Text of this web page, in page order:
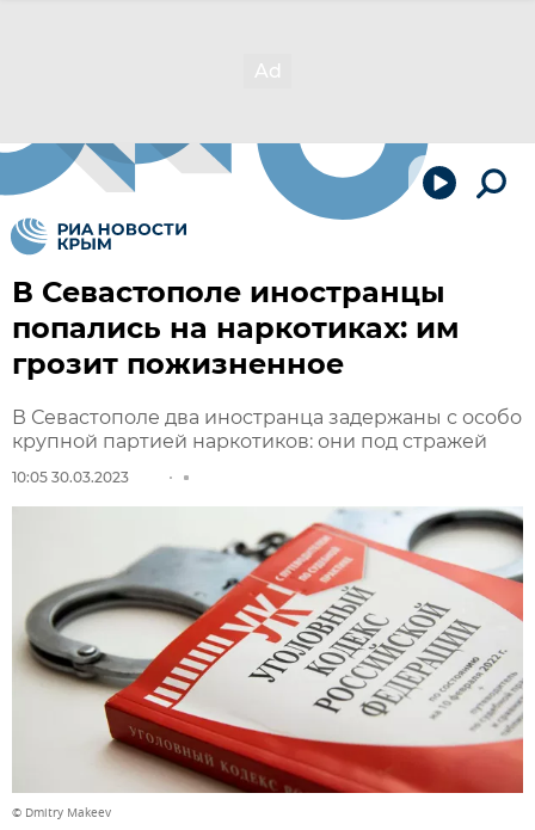
В Севастополе иностранцы
попались на наркотиках: им
грозит пожизненное
В Севастополе два иностранца задержаны с особо
крупной партией наркотиков: они под стражей
10:05 30.03.2023
© Dmitry Makeev